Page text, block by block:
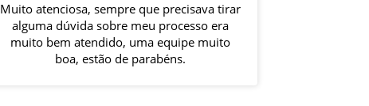
Muito atenciosa, sempre que precisava tirar
alguma dúvida sobre meu processo era
muito bem atendido, uma equipe muito
boa, estão de parabéns.